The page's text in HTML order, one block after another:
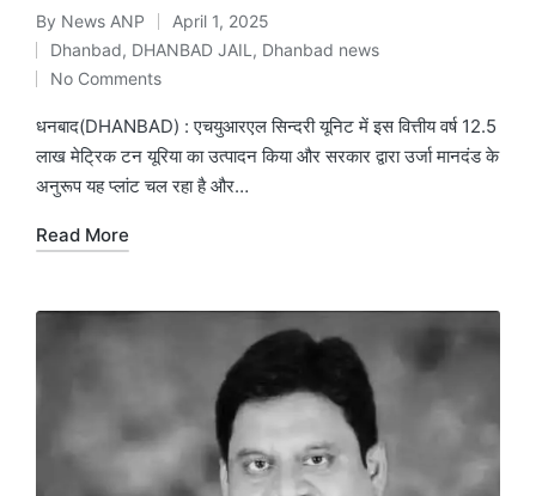
Posted
by
By News ANP April 1, 2025
Posted
in
Dhanbad, DHANBAD JAIL, Dhanbad news
No Comments
धनबाद(DHANBAD) : एचयुआरएल सिन्दरी यूनिट में इस वित्तीय वर्ष 12.5
लाख मेट्रिक टन यूरिया का उत्पादन किया और सरकार द्वारा उर्जा मानदंड के
अनुरूप यह प्लांट चल रहा है और…
Read More